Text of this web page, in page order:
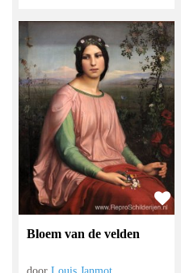
Bloem van de velden